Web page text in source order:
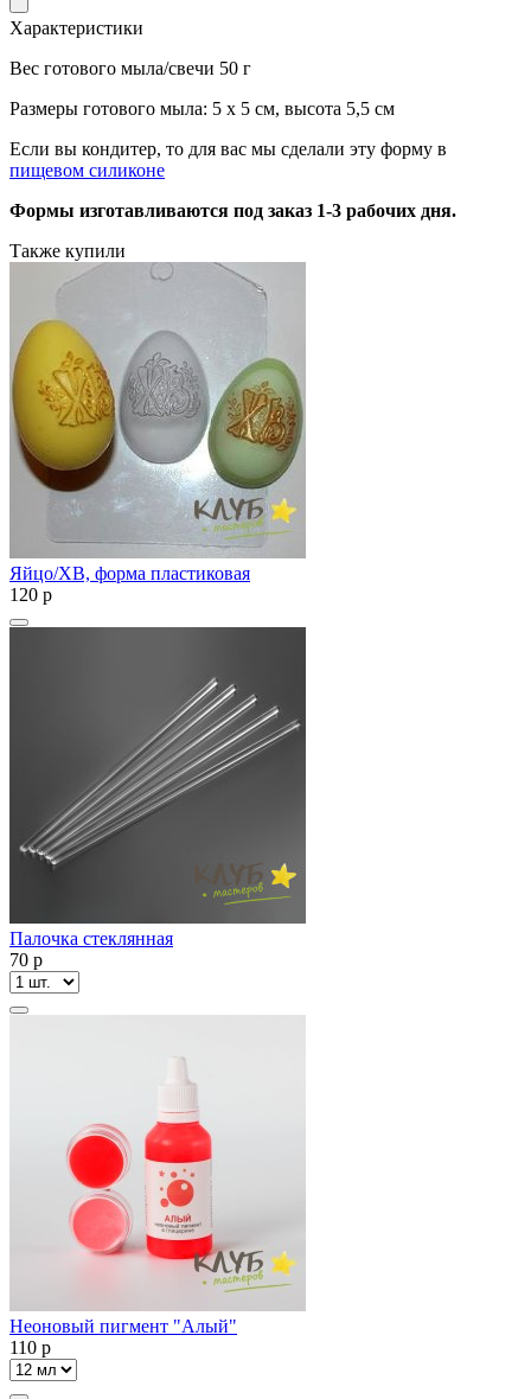
Характеристики
Вес готового мыла/свечи 50 г
Размеры готового мыла: 5 x 5 см, высота 5,5 см
Если вы кондитер, то для вас мы сделали эту форму в
пищевом силиконе
Формы изготавливаются под заказ 1-3 рабочих дня.
Также купили
Яйцо/ХВ, форма пластиковая
120 p
Палочка стеклянная
70 p
Неоновый пигмент "Алый"
110 p